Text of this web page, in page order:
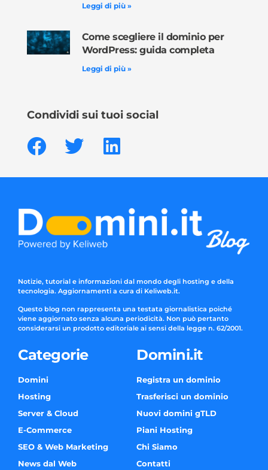
Leggi di più »
Come scegliere il dominio per
WordPress: guida completa
Leggi di più »
Condividi sui tuoi social
Notizie, tutorial e informazioni dal mondo degli hosting e della
tecnologia. Aggiornamenti a cura di Keliweb.it.
Questo blog non rappresenta una testata giornalistica poiché
viene aggiornato senza alcuna periodicità. Non può pertanto
considerarsi un prodotto editoriale ai sensi della legge n. 62/2001.
Categorie
Domini
Hosting
Server & Cloud
E-Commerce
SEO & Web Marketing
News dal Web
Domini.it
Registra un dominio
Trasferisci un dominio
Nuovi domini gTLD
Piani Hosting
Chi Siamo
Contatti